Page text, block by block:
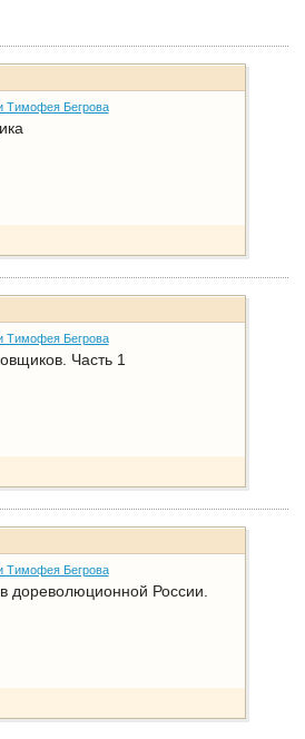
Тимофея Бегрова
Тимофея Бегрова
Часть 1
Тимофея Бегрова
дореволюционной России.